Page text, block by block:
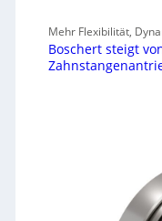
Mehr Flexibilität,
Boschert steigt